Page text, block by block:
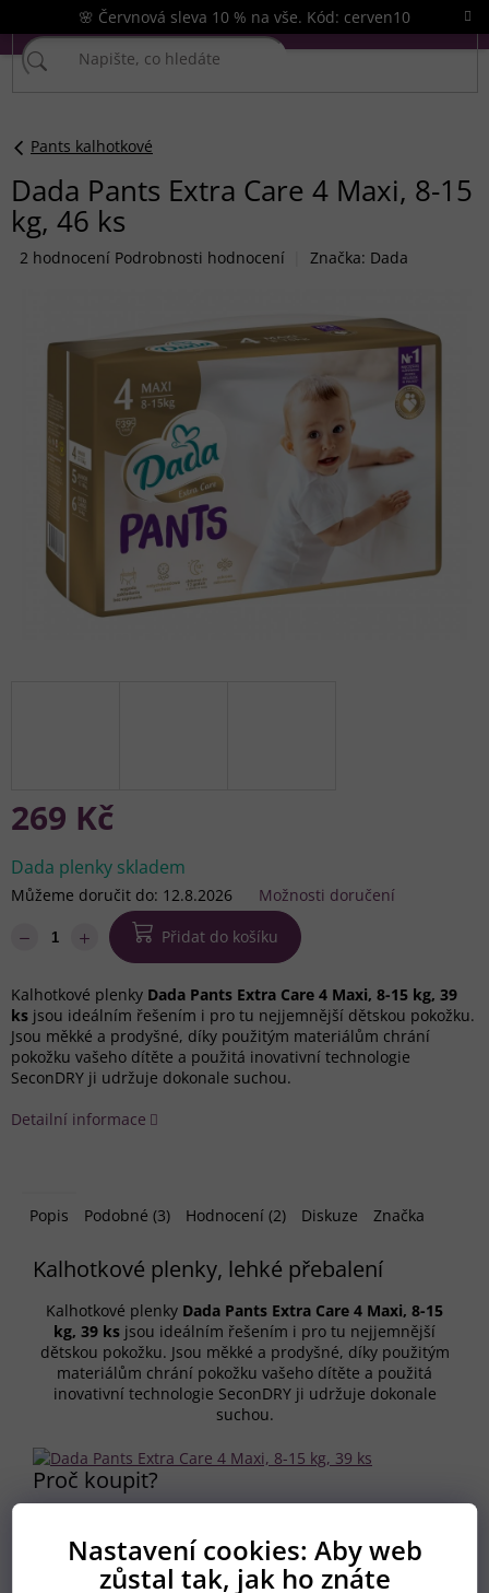
Nastavení cookies: Aby web
zůstal tak, jak ho znáte
na
obsah
🌸 Červnová sleva 10 % na vše. Kód: cerven10
Pants kalhotkové
Dada Pants Extra Care 4 Maxi, 8-15
kg, 46 ks
Průměrné
2 hodnocení Podrobnosti hodnocení Značka: Dada
269 Kč
cena:
Dada plenky skladem
Můžeme doručit do: 12.8.2026
Možnosti doručení
Přidat do košíku
Kalhotkové plenky Dada Pants Extra Care 4 Maxi, 8-15 kg, 39
ks jsou ideálním řešením i pro tu nejjemnější dětskou pokožku.
Jsou měkké a prodyšné, díky použitým materiálům chrání
pokožku vašeho dítěte a použitá inovativní technologie
SeconDRY ji udržuje dokonale suchou.
Detailní informace
Popis Podobné (3) Hodnocení (2) Diskuze Značka
Kalhotkové plenky, lehké přebalení
Kalhotkové plenky Dada Pants Extra Care 4 Maxi, 8-15
kg, 39 ks jsou ideálním řešením i pro tu nejjemnější
dětskou pokožku. Jsou měkké a prodyšné, díky použitým
materiálům chrání pokožku vašeho dítěte a použitá
inovativní technologie SeconDRY ji udržuje dokonale
suchou.
Proč koupit?
Skvělé padnou na tělo dítěte
Vyrobeny bez použití molekulárního chlóru
Plenky jsou z prodyšných materiálů